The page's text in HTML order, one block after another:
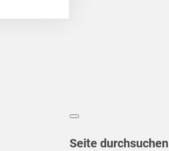
Seite durchsuchen